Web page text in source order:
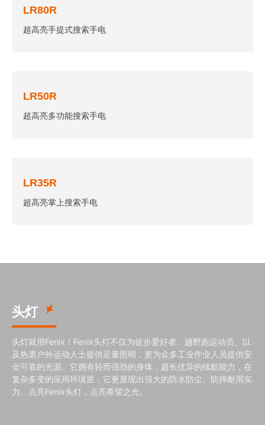
LR80R
超高亮手提式搜索手电
LR50R
超高亮多功能搜索手电
LR35R
超高亮掌上搜索手电
头灯
头灯就用Fenix！Fenix头灯不仅为徒步爱好者、越野跑运动员、以
及热衷户外运动人士提供足量照明，更为众多工业作业人员提供安
全可靠的光源。它拥有轻而强劲的身体，超长优异的续航能力，在
复杂多变的应用环境里，它更显现出强大的防水防尘、防摔耐用实
力。点亮Fenix头灯，点亮希望之光。